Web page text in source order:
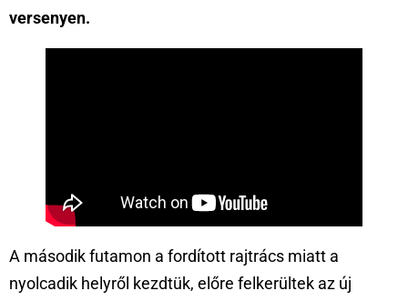
versenyen.
A második futamon a fordított rajtrács miatt a
nyolcadik helyről kezdtük, előre felkerültek az új